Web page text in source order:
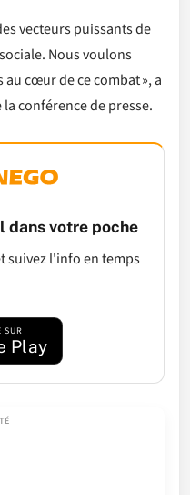
vecteurs puissants de
Nous voulons
cœur de ce combat », a
conférence de presse.
dans votre poche
suivez l'info en temps
SUR
Play